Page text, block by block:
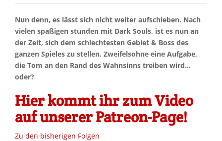
Nun denn, es lässt sich nicht weiter aufschieben. Nach
vielen spaßigen stunden mit Dark Souls, ist es nun an
der Zeit, sich dem schlechtesten Gebiet & Boss des
ganzen Spieles zu stellen. Zweifelsohne eine Aufgabe,
die Tom an den Rand des Wahnsinns treiben wird…
oder?
Hier kommt ihr zum Video
auf unserer Patreon-Page!
Zu den bisherigen Folgen